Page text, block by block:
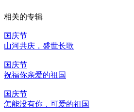
相关的专辑
国庆节
山河共庆，盛世长歌
国庆节
祝福你亲爱的祖国
国庆节
怎能没有你，可爱的祖国